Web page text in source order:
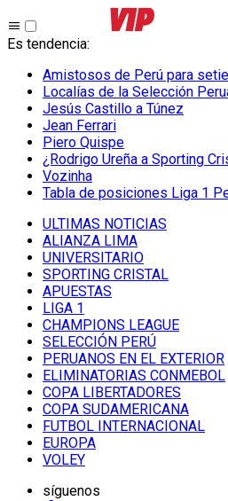
Es tendencia:
Amistosos de Perú para
Localías de la Selección
Jesús Castillo a Túnez
Jean Ferrari
Piero Quispe
¿Rodrigo Ureña a Sporting
Vozinha
Tabla de posiciones Liga 1
ULTIMAS NOTICIAS
ALIANZA LIMA
UNIVERSITARIO
SPORTING CRISTAL
APUESTAS
LIGA 1
CHAMPIONS LEAGUE
SELECCIÓN PERÚ
PERUANOS EN EL EXTERIOR
ELIMINATORIAS CONMEBOL
COPA LIBERTADORES
COPA SUDAMERICANA
FUTBOL INTERNACIONAL
EUROPA
VOLEY
síguenos